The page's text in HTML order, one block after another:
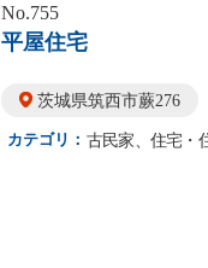
No.755
平屋住宅
茨城県筑西市蕨276
カテゴリ： 古民家、住宅・